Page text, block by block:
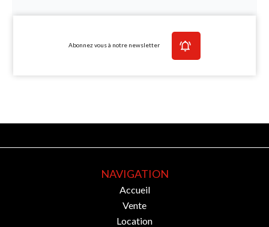
Abonnez vous à notre newsletter
NAVIGATION
Accueil
Vente
Location